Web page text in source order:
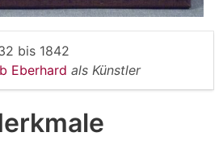
bis 1842
Eberhard als Künstler